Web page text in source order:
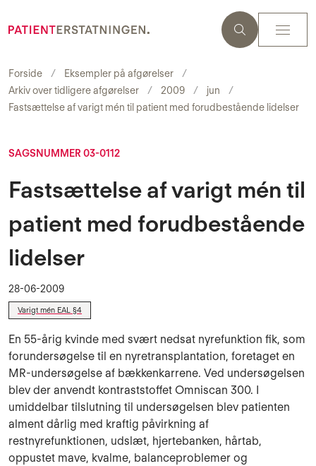
Forside
Eksempler på afgørelser
Arkiv over tidligere afgørelser
2009
jun
Fastsættelse af varigt mén til patient med forudbestående lidelser
SAGSNUMMER 03-0112
Fastsættelse af varigt mén til
patient med forudbestående
lidelser
28-06-2009
Varigt mén EAL §4
En 55-årig kvinde med svært nedsat nyrefunktion fik, som
forundersøgelse til en nyretransplantation, foretaget en
MR-undersøgelse af bækkenkarrene. Ved undersøgelsen
blev der anvendt kontraststoffet Omniscan 300. I
umiddelbar tilslutning til undersøgelsen blev patienten
alment dårlig med kraftig påvirkning af
restnyrefunktionen, udslæt, hjertebanken, hårtab,
oppustet mave, kvalme, balanceproblemer og